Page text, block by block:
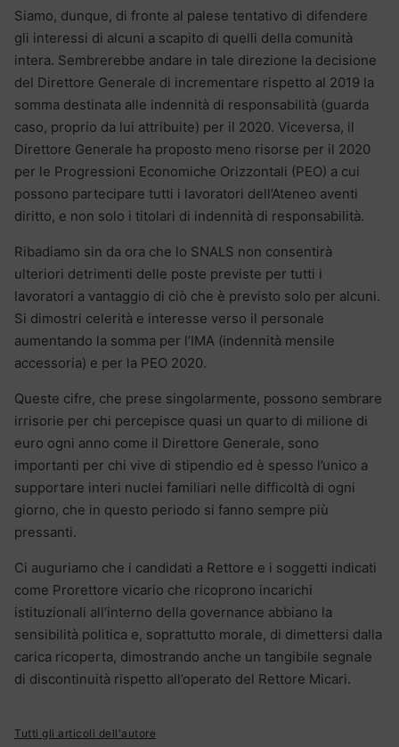
Siamo, dunque, di fronte al palese tentativo di difendere
gli interessi di alcuni a scapito di quelli della comunità
intera. Sembrerebbe andare in tale direzione la decisione
del Direttore Generale di incrementare rispetto al 2019 la
somma destinata alle indennità di responsabilità (guarda
caso, proprio da lui attribuite) per il 2020. Viceversa, il
Direttore Generale ha proposto meno risorse per il 2020
per le Progressioni Economiche Orizzontali (PEO) a cui
possono partecipare tutti i lavoratori dell’Ateneo aventi
diritto, e non solo i titolari di indennità di responsabilità.
Ribadiamo sin da ora che lo SNALS non consentirà
ulteriori detrimenti delle poste previste per tutti i
lavoratori a vantaggio di ciò che è previsto solo per alcuni.
Si dimostri celerità e interesse verso il personale
aumentando la somma per l’IMA (indennità mensile
accessoria) e per la PEO 2020.
Queste cifre, che prese singolarmente, possono sembrare
irrisorie per chi percepisce quasi un quarto di milione di
euro ogni anno come il Direttore Generale, sono
importanti per chi vive di stipendio ed è spesso l’unico a
supportare interi nuclei familiari nelle difficoltà di ogni
giorno, che in questo periodo si fanno sempre più
pressanti.
Ci auguriamo che i candidati a Rettore e i soggetti indicati
come Prorettore vicario che ricoprono incarichi
istituzionali all’interno della governance abbiano la
sensibilità politica e, soprattutto morale, di dimettersi dalla
carica ricoperta, dimostrando anche un tangibile segnale
di discontinuità rispetto all’operato del Rettore Micari.
Tutti gli articoli dell'autore